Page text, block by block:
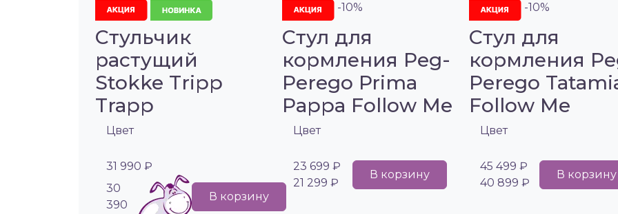
Стульчик
растущий
Stokke Tripp
Trapp
Цвет
31 990 ₽
30
390
В корзину
-10%
Стул для
кормления Peg-
Perego Prima
Pappa Follow Me
Цвет
23 699 ₽
21 299 ₽
В корзину
-10%
Стул для
кормления
Perego
Follow Me
Цвет
45 499 ₽
40 899 ₽
В корзину